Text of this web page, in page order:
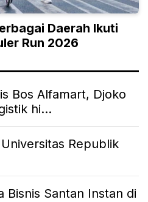
Daerah Ikuti
Run 2026
Bos Alfamart, Djoko
hi...
Republik
Bisnis Santan Instan di